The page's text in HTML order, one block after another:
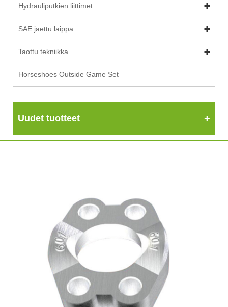
Hydrauliputkien liittimet
SAE jaettu laippa
Taottu tekniikka
Horseshoes Outside Game Set
Uudet tuotteet